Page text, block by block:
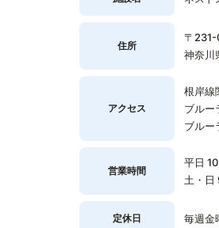
住所
〒
神奈川
アクセス
根岸線
ブルー
ブルー
営業時間
平日
土・
定休日 毎週金